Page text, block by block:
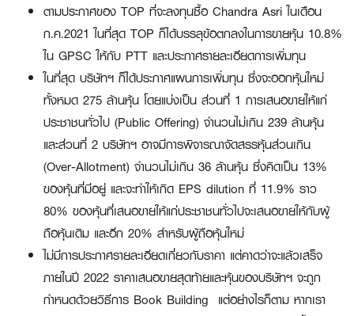
ตามประกาศของ TOP ที่จะลงทุนซื้อ Chandra Asri ในเดือน
ก.ค.2021 ในที่สุด TOP ก็ได้บรรลุข้อตกลงในการขายหุ้น 10.8%
ใน GPSC ให้กับ PTT และประกาศรายละเอียดการเพิ่มทุน
ในที่สุด บริษัทฯ ก็ได้ประกาศแผนการเพิ่มทุน ซึ่งจะออกหุ้นใหม่
ทั้งหมด 275 ล้านหุ้น โดยแบ่งเป็น ส่วนที่ 1 การเสนอขายให้แก่
ประชาชนทั่วไป (Public Offering) จำนวนไม่เกิน 239 ล้านหุ้น
และส่วนที่ 2 บริษัทฯ อาจมีการพิจารณาจัดสรรหุ้นส่วนเกิน
(Over-Allotment) จำนวนไม่เกิน 36 ล้านหุ้น ซึ่งคิดเป็น 13%
ของหุ้นที่มีอยู่ และจะทำให้เกิด EPS dilution ที่ 11.9% ราว
80% ของหุ้นที่เสนอขายให้แก่ประชาชนทั่วไปจะเสนอขายให้กับผู้
ถือหุ้นเดิม และอีก 20% สำหรับผู้ถือหุ้นใหม่
ไม่มีการประกาศรายละเอียดเกี่ยวกับราคา แต่คาดว่าจะแล้วเสร็จ
ภายในปี 2022 ราคาเสนอขายสุดท้ายและหุ้นของบริษัทฯ จะถูก
กำหนดด้วยวิธีการ Book Building แต่อย่างไรก็ตาม หากเรา